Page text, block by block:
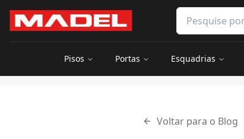
Pesquisar
Pisos Portas Esquadrias
Voltar para o Blog